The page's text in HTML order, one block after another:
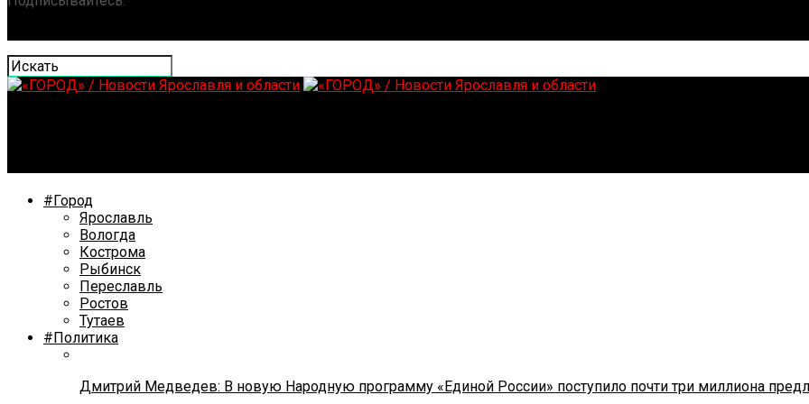
#Город
Ярославль
Вологда
Кострома
Рыбинск
Переславль
Ростов
Тутаев
#Политика
Дмитрий Медведев: В новую Народную программу «Единой России» поступило почти три миллиона